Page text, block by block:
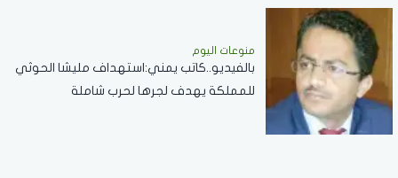
منوعات اليوم
بالفيديو..كاتب يمني:استهداف مليشا الحوثي
للمملكة يهدف لجرها لحرب شاملة